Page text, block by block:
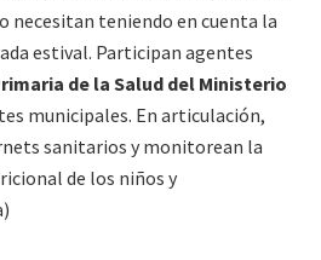
necesitan teniendo en cuenta la
estival. Participan agentes
de la Salud del Ministerio
municipales. En articulación,
sanitarios y monitorean la
de los niños y